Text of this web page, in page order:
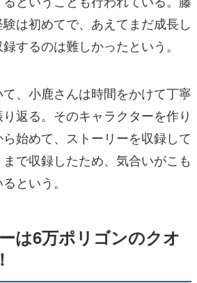
は初めてで、あえてまだ成長し
するのは難しかったという。
、小鹿さんは時間をかけて丁寧
返る。そのキャラクターを作り
始めて、ストーリーを収録して
で収録したため、気合いがこも
という。
は6万ポリゴンのクオ